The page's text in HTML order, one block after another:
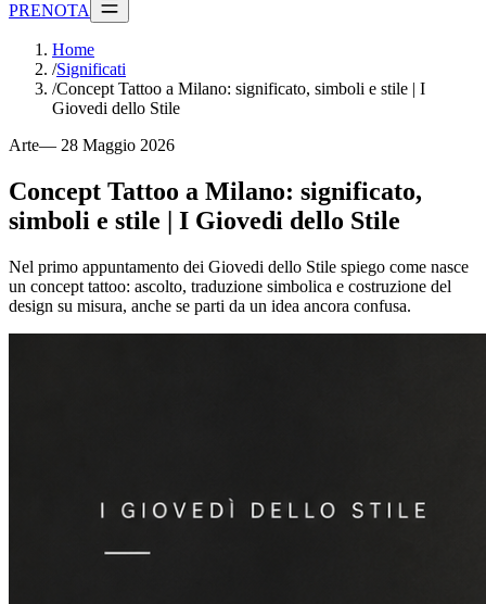
PRENOTA
Home
/Significati
/Concept Tattoo a Milano: significato, simboli e stile | I
Giovedi dello Stile
Arte— 28 Maggio 2026
Concept Tattoo a Milano: significato,
simboli e stile | I Giovedi dello Stile
Nel primo appuntamento dei Giovedi dello Stile spiego come nasce
un concept tattoo: ascolto, traduzione simbolica e costruzione del
design su misura, anche se parti da un idea ancora confusa.